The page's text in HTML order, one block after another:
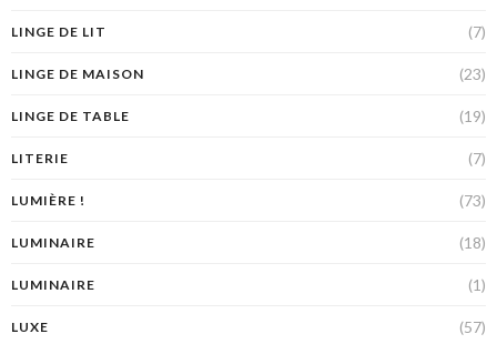
LINGE DE LIT (7)
LINGE DE MAISON (23)
LINGE DE TABLE (19)
LITERIE (7)
LUMIÈRE ! (73)
LUMINAIRE (18)
LUMINAIRE (1)
LUXE (57)